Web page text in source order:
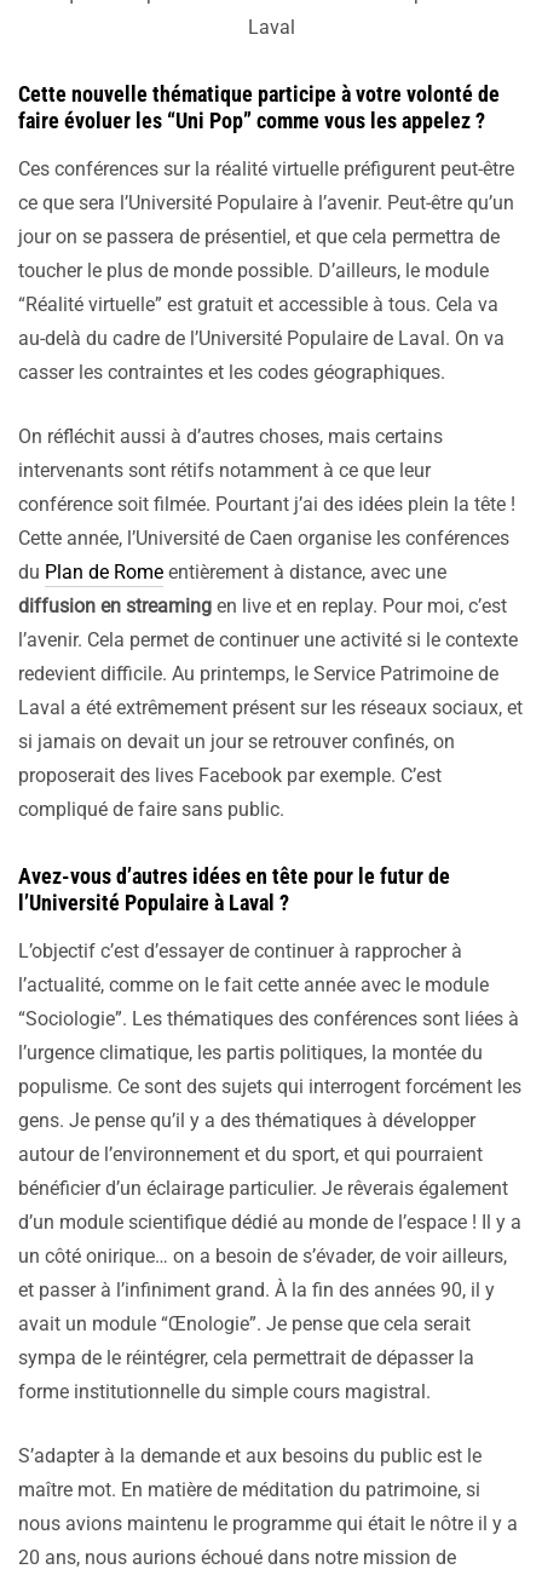
Laval
Cette nouvelle thématique participe à votre volonté de
faire évoluer les “Uni Pop” comme vous les appelez ?
Ces conférences sur la réalité virtuelle préfigurent peut-être
ce que sera l’Université Populaire à l’avenir. Peut-être qu’un
jour on se passera de présentiel, et que cela permettra de
toucher le plus de monde possible. D’ailleurs, le module
“Réalité virtuelle” est gratuit et accessible à tous. Cela va
au-delà du cadre de l’Université Populaire de Laval. On va
casser les contraintes et les codes géographiques.
On réfléchit aussi à d’autres choses, mais certains
intervenants sont rétifs notamment à ce que leur
conférence soit filmée. Pourtant j’ai des idées plein la tête !
Cette année, l’Université de Caen organise les conférences
du Plan de Rome entièrement à distance, avec une
diffusion en streaming en live et en replay. Pour moi, c’est
l’avenir. Cela permet de continuer une activité si le contexte
redevient difficile. Au printemps, le Service Patrimoine de
Laval a été extrêmement présent sur les réseaux sociaux, et
si jamais on devait un jour se retrouver confinés, on
proposerait des lives Facebook par exemple. C’est
compliqué de faire sans public.
Avez-vous d’autres idées en tête pour le futur de
l’Université Populaire à Laval ?
L’objectif c’est d’essayer de continuer à rapprocher à
l’actualité, comme on le fait cette année avec le module
“Sociologie”. Les thématiques des conférences sont liées à
l’urgence climatique, les partis politiques, la montée du
populisme. Ce sont des sujets qui interrogent forcément les
gens. Je pense qu’il y a des thématiques à développer
autour de l’environnement et du sport, et qui pourraient
bénéficier d’un éclairage particulier. Je rêverais également
d’un module scientifique dédié au monde de l’espace ! Il y a
un côté onirique… on a besoin de s’évader, de voir ailleurs,
et passer à l’infiniment grand. À la fin des années 90, il y
avait un module “Œnologie”. Je pense que cela serait
sympa de le réintégrer, cela permettrait de dépasser la
forme institutionnelle du simple cours magistral.
S’adapter à la demande et aux besoins du public est le
maître mot. En matière de méditation du patrimoine, si
nous avions maintenu le programme qui était le nôtre il y a
20 ans, nous aurions échoué dans notre mission de